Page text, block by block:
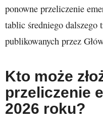
ponowne przeliczenie
tablic średniego dalszego
publikowanych przez
Kto może
przeliczenie
2026 roku?